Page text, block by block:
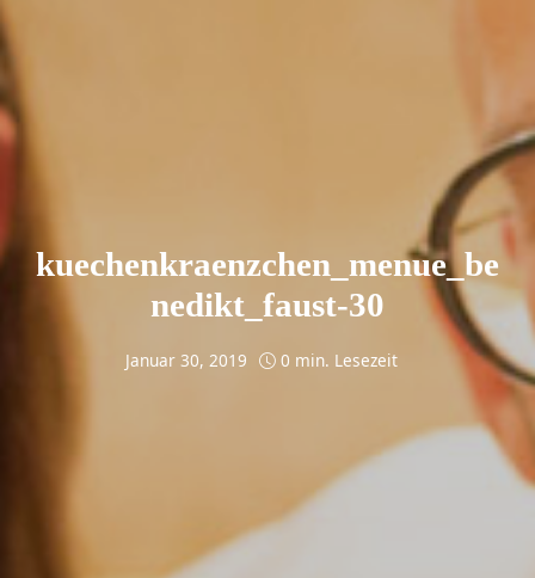
kuechenkraenzchen_menue_be
nedikt_faust-30
Januar 30, 2019 0 min. Lesezeit